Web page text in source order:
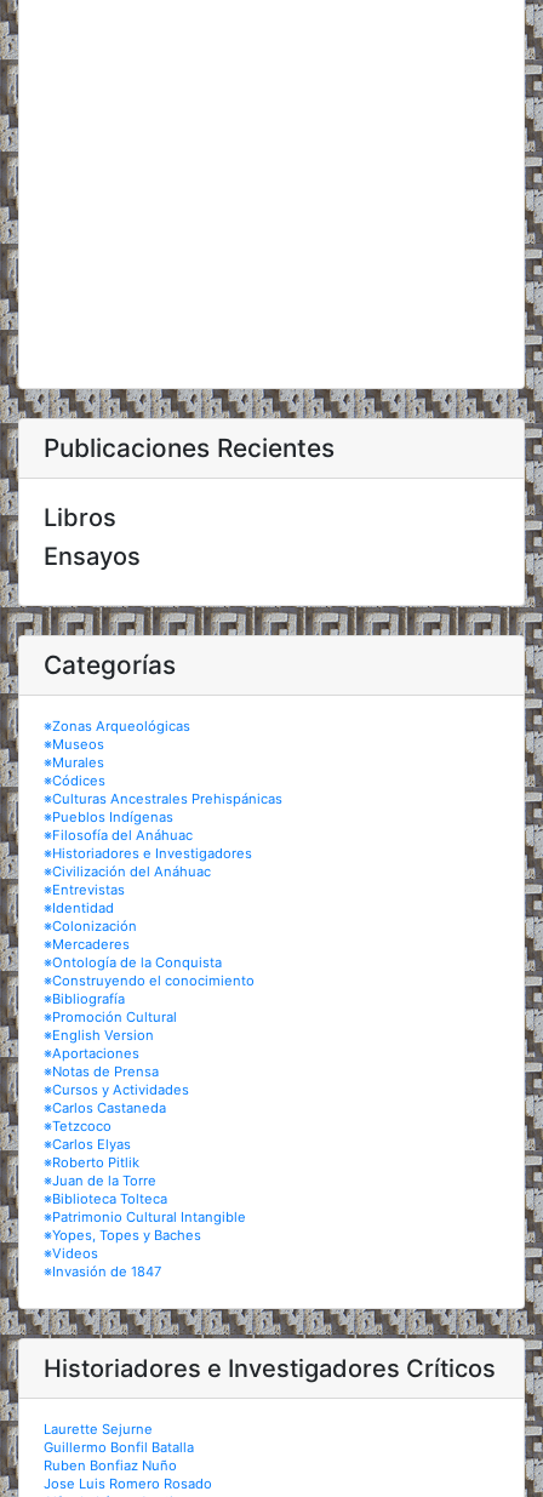
Publicaciones Recientes
Libros
Ensayos
Categorías
※Zonas Arqueológicas
※Museos
※Murales
※Códices
※Culturas Ancestrales Prehispánicas
※Pueblos Indígenas
※Filosofía del Anáhuac
※Historiadores e Investigadores
※Civilización del Anáhuac
※Entrevistas
※Identidad
※Colonización
※Mercaderes
※Ontología de la Conquista
※Construyendo el conocimiento
※Bibliografía
※Promoción Cultural
※English Version
※Aportaciones
※Notas de Prensa
※Cursos y Actividades
※Carlos Castaneda
※Tetzcoco
※Carlos Elyas
※Roberto Pitlik
※Juan de la Torre
※Biblioteca Tolteca
※Patrimonio Cultural Intangible
※Yopes, Topes y Baches
※Videos
※Invasión de 1847
Historiadores e Investigadores Críticos
Laurette Sejurne
Guillermo Bonfil Batalla
Ruben Bonfiaz Nuño
Jose Luis Romero Rosado